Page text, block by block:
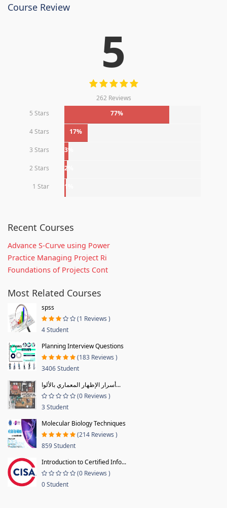
Course Review
5
262 Reviews
5 Stars
77%
4 Stars 17%
3 Stars 3%
2 Stars 2%
1 Star 1%
Recent Courses
Advance S-Curve using Power
Practice Managing Project Ri
Foundations of Projects Cont
Most Related Courses
spss
(1 Reviews )
4 Student
Planning Interview Questions
(183 Reviews )
3406 Student
أسرار الإظهار المعماري بالألوا...
(0 Reviews )
3 Student
Molecular Biology Techniques
(214 Reviews )
859 Student
Introduction to Certified Info...
(0 Reviews )
0 Student